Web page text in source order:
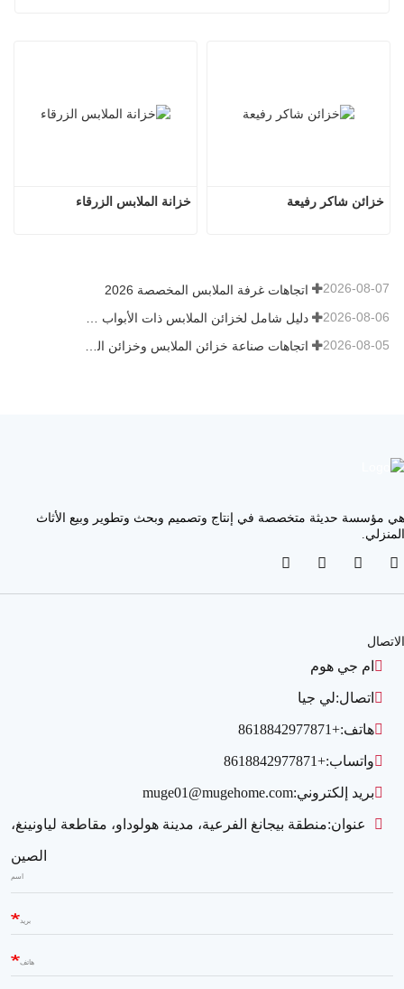
خزانة الملابس الزرقاء خزائن شاكر رفيعة
اتجاهات غرفة الملابس المخصصة 2026 2026-08-07
2026-08-06
2026-08-05
هي مؤسسة حديثة متخصصة في إنتاج وتصميم وبحث وتطوير وبيع الأثاث
المنزلي.
الاتصال
ام جي هوم
اتصال:لي جيا
هاتف:+8618842977871
واتساب:+8618842977871
بريد إلكتروني:muge01@mugehome.com
عنوان:منطقة بيجانغ الفرعية، مدينة هولوداو، مقاطعة لياونينغ،
الصين
اسم
بريد
هاتف